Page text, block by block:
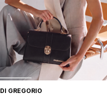
DI GREGORIO